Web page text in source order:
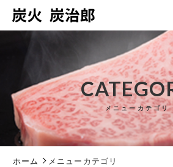
RANKING
メニューカテゴリ
ホーム メニューカテゴリ
こだわり検索
子カテゴリ